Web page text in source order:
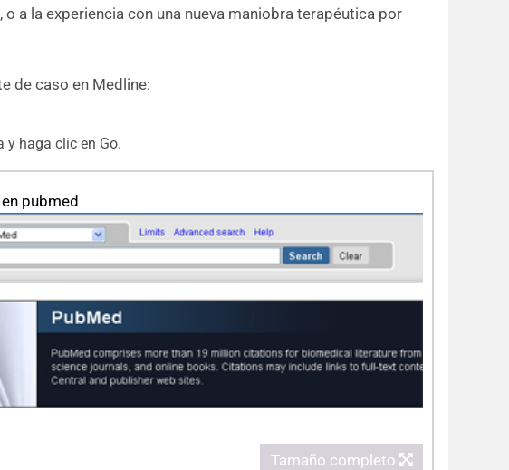
a la experiencia con una nueva maniobra terapéutica por
de caso en Medline:
y haga clic en Go.
pubmed
Tamaño completo